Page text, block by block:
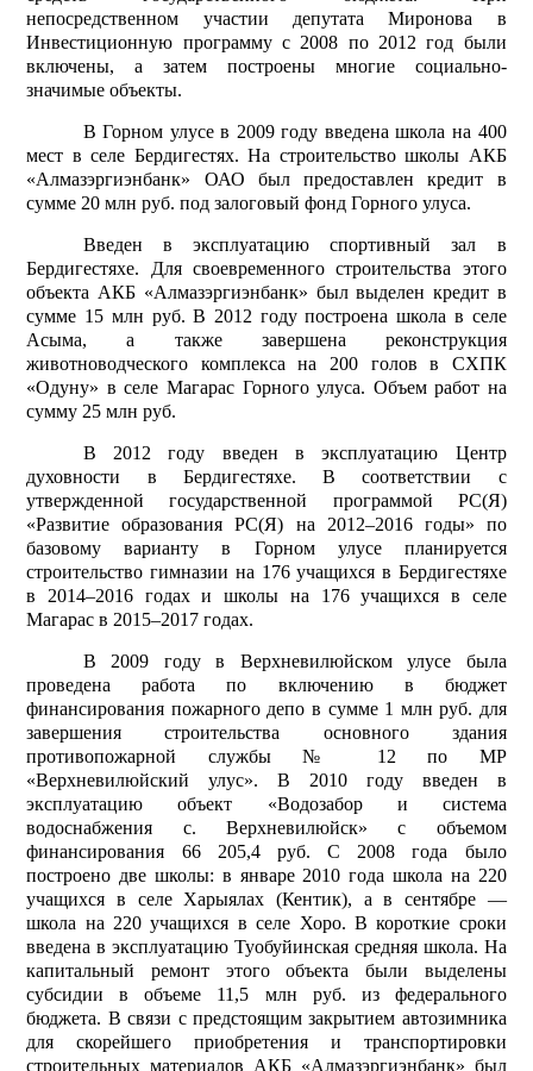
непосредственном участии депутата Миронова в
Инвестиционную программу с 2008 по 2012 год были
включены, а затем построены многие социально-
значимые объекты.
В Горном улусе в 2009 году введена школа на 400
мест в селе Бердигестях. На строительство школы АКБ
«Алмазэргиэнбанк» ОАО был предоставлен кредит в
сумме 20 млн руб. под залоговый фонд Горного улуса.
Введен в эксплуатацию спортивный зал в
Бердигестяхе. Для своевременного строительства этого
объекта АКБ «Алмазэргиэнбанк» был выделен кредит в
сумме 15 млн руб. В 2012 году построена школа в селе
Асыма, а также завершена реконструкция
животноводческого комплекса на 200 голов в СХПК
«Одуну» в селе Магарас Горного улуса. Объем работ на
сумму 25 млн руб.
В 2012 году введен в эксплуатацию Центр
духовности в Бердигестяхе. В соответствии с
утвержденной государственной программой РС(Я)
«Развитие образования РС(Я) на 2012–2016 годы» по
базовому варианту в Горном улусе планируется
строительство гимназии на 176 учащихся в Бердигестяхе
в 2014–2016 годах и школы на 176 учащихся в селе
Магарас в 2015–2017 годах.
В 2009 году в Верхневилюйском улусе была
проведена работа по включению в бюджет
финансирования пожарного депо в сумме 1 млн руб. для
завершения строительства основного здания
противопожарной службы № 12 по МР
«Верхневилюйский улус». В 2010 году введен в
эксплуатацию объект «Водозабор и система
водоснабжения с. Верхневилюйск» с объемом
финансирования 66 205,4 руб. С 2008 года было
построено две школы: в январе 2010 года школа на 220
учащихся в селе Харыялах (Кентик), а в сентябре —
школа на 220 учащихся в селе Хоро. В короткие сроки
введена в эксплуатацию Туобуйинская средняя школа. На
капитальный ремонт этого объекта были выделены
субсидии в объеме 11,5 млн руб. из федерального
бюджета. В связи с предстоящим закрытием автозимника
для скорейшего приобретения и транспортировки
строительных материалов АКБ «Алмазэргиэнбанк» был